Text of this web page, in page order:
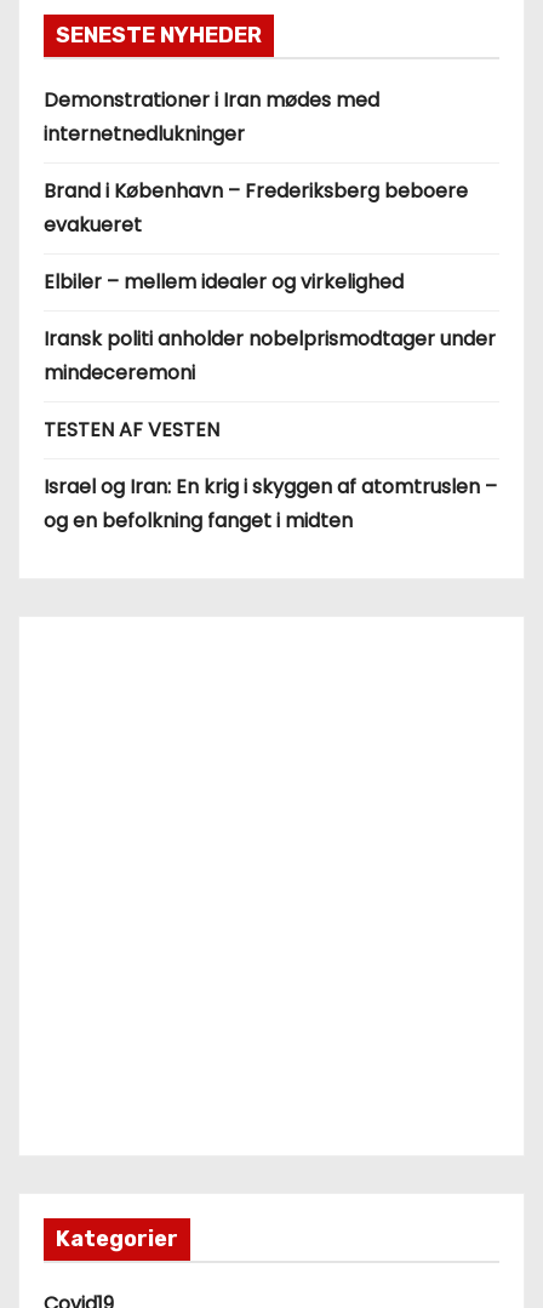
SENESTE NYHEDER
Demonstrationer i Iran mødes med
internetnedlukninger
Brand i København – Frederiksberg beboere
evakueret
Elbiler – mellem idealer og virkelighed
Iransk politi anholder nobelprismodtager under
mindeceremoni
TESTEN AF VESTEN
Israel og Iran: En krig i skyggen af atomtruslen –
og en befolkning fanget i midten
Kategorier